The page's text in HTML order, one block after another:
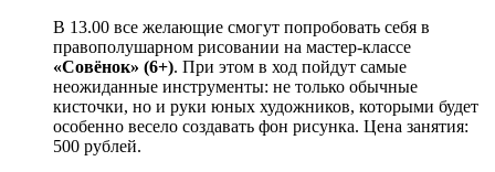
В 13.00 все желающие смогут попробовать себя в
правополушарном рисовании на мастер-классе
«Совёнок» (6+). При этом в ход пойдут самые
неожиданные инструменты: не только обычные
кисточки, но и руки юных художников, которыми будет
особенно весело создавать фон рисунка. Цена занятия:
500 рублей.